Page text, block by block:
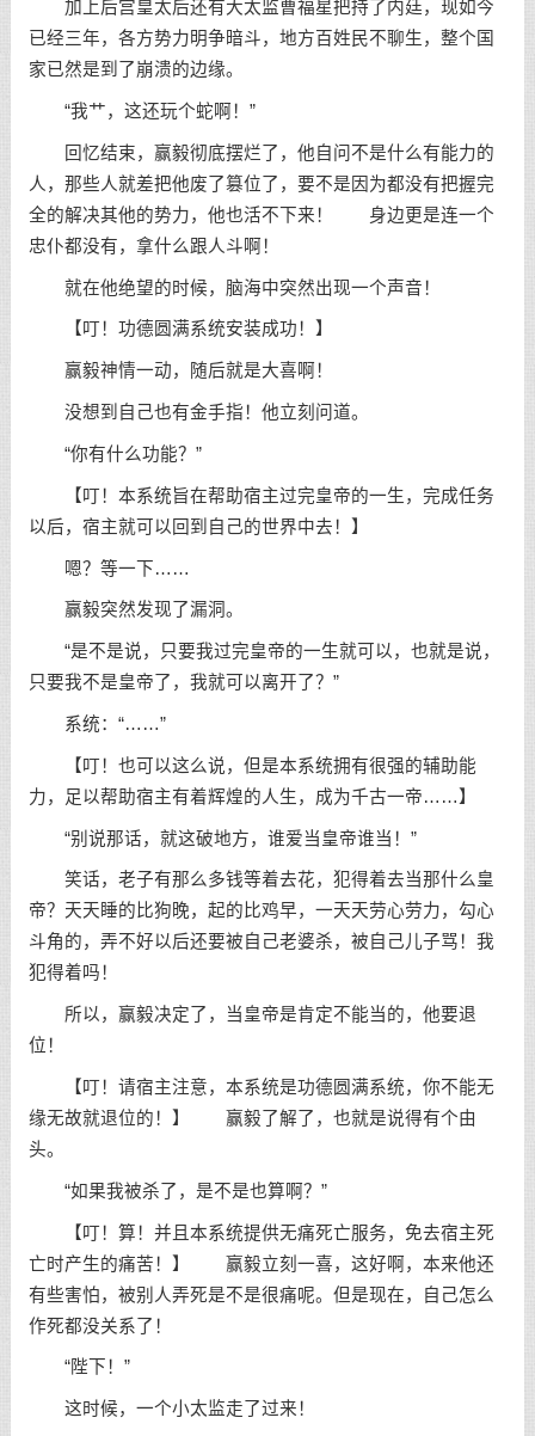
加上后宫皇太后还有大太监曹福星把持了内廷，现如今
已经三年，各方势力明争暗斗，地方百姓民不聊生，整个国
家已然是到了崩溃的边缘。
“我艹，这还玩个蛇啊！”
回忆结束，赢毅彻底摆烂了，他自问不是什么有能力的
人，那些人就差把他废了篡位了，要不是因为都没有把握完
全的解决其他的势力，他也活不下来！ 身边更是连一个
忠仆都没有，拿什么跟人斗啊！
就在他绝望的时候，脑海中突然出现一个声音！
【叮！功德圆满系统安装成功！】
赢毅神情一动，随后就是大喜啊！
没想到自己也有金手指！他立刻问道。
“你有什么功能？”
【叮！本系统旨在帮助宿主过完皇帝的一生，完成任务
以后，宿主就可以回到自己的世界中去！】
嗯？等一下……
赢毅突然发现了漏洞。
“是不是说，只要我过完皇帝的一生就可以，也就是说，
只要我不是皇帝了，我就可以离开了？”
系统：“……”
【叮！也可以这么说，但是本系统拥有很强的辅助能
力，足以帮助宿主有着辉煌的人生，成为千古一帝……】
“别说那话，就这破地方，谁爱当皇帝谁当！”
笑话，老子有那么多钱等着去花，犯得着去当那什么皇
帝？天天睡的比狗晚，起的比鸡早，一天天劳心劳力，勾心
斗角的，弄不好以后还要被自己老婆杀，被自己儿子骂！我
犯得着吗！
所以，赢毅决定了，当皇帝是肯定不能当的，他要退
位！
【叮！请宿主注意，本系统是功德圆满系统，你不能无
缘无故就退位的！】 赢毅了解了，也就是说得有个由
头。
“如果我被杀了，是不是也算啊？”
【叮！算！并且本系统提供无痛死亡服务，免去宿主死
亡时产生的痛苦！】 赢毅立刻一喜，这好啊，本来他还
有些害怕，被别人弄死是不是很痛呢。但是现在，自己怎么
作死都没关系了！
“陛下！”
这时候，一个小太监走了过来！